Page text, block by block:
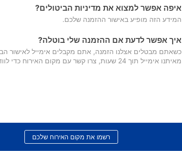
איפה אפשר למצוא את מדיניות הביטולים?
המידע הזה מופיע באישור ההזמנה שלכם.
איך אפשר לדעת אם ההזמנה שלי בוטלה?
כשאתם מבטלים אצלנו הזמנה, אתם מקבלים אימייל לאישור
מאיתנו אימייל תוך 24 שעות, צרו קשר עם מקום האירוח כדי לוודא את הביטול.
רשמו את מקום האירוח שלכם